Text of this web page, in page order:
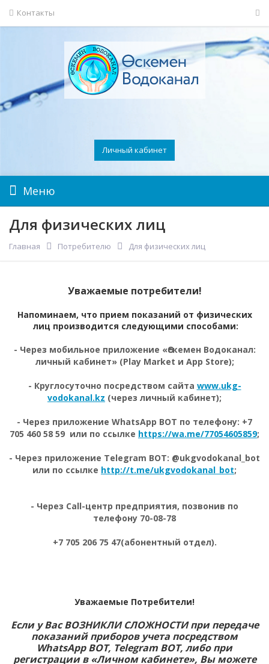
Контакты
Личный кабинет
Меню
Для физических лиц
Главная Потребителю Для физических лиц
Уважаемые потребители!
Напоминаем, что прием показаний от физических
лиц производится следующими способами:
- Через мобильное приложение «Өскемен Водоканал:
личный кабинет» (Play Market и App Store);
- Круглосуточно посредством сайта www.ukg-
vodokanal.kz (через личный кабинет);
- Через приложение WhatsApp BOT по телефону: +7
705 460 58 59 или по ссылке https://wa.me/77054605859;
- Через приложение Telegram BOT: @ukgvodokanal_bot
или по ссылке http://t.me/ukgvodokanal_bot;
- Через Call-центр предприятия, позвонив по
телефону 70-08-78
+7 705 206 75 47(абонентный отдел).
Уважаемые Потребители!
Если у Вас ВОЗНИКЛИ СЛОЖНОСТИ при передаче
показаний приборов учета посредством
WhatsApp BOT, Telegram BOT, либо при
регистрации в «Личном кабинете», Вы можете